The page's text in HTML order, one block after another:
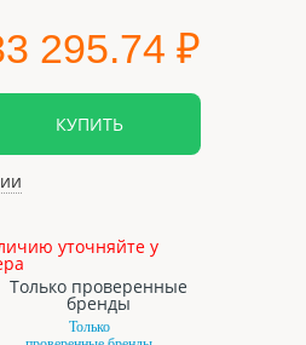
295.74 ₽
КУПИТЬ
уточняйте у
Только